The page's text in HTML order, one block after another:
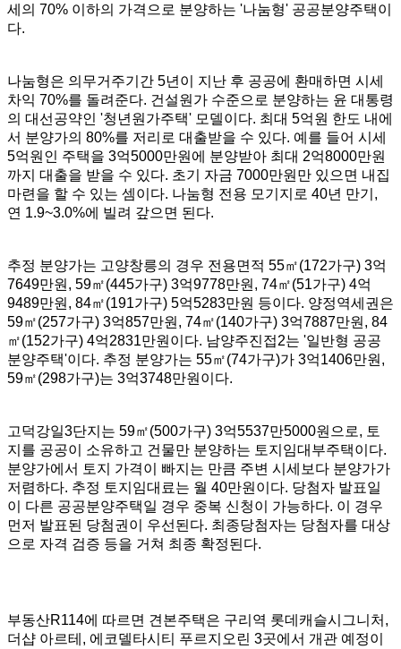
세의 70% 이하의 가격으로 분양하는 '나눔형' 공공분양주택이
다.
나눔형은 의무거주기간 5년이 지난 후 공공에 환매하면 시세
차익 70%를 돌려준다. 건설원가 수준으로 분양하는 윤 대통령
의 대선공약인 '청년원가주택' 모델이다. 최대 5억원 한도 내에
서 분양가의 80%를 저리로 대출받을 수 있다. 예를 들어 시세
5억원인 주택을 3억5000만원에 분양받아 최대 2억8000만원
까지 대출을 받을 수 있다. 초기 자금 7000만원만 있으면 내집
마련을 할 수 있는 셈이다. 나눔형 전용 모기지로 40년 만기,
연 1.9~3.0%에 빌려 갚으면 된다.
추정 분양가는 고양창릉의 경우 전용면적 55㎡(172가구) 3억
7649만원, 59㎡(445가구) 3억9778만원, 74㎡(51가구) 4억
9489만원, 84㎡(191가구) 5억5283만원 등이다. 양정역세권은
59㎡(257가구) 3억857만원, 74㎡(140가구) 3억7887만원, 84
㎡(152가구) 4억2831만원이다. 남양주진접2는 '일반형 공공
분양주택'이다. 추정 분양가는 55㎡(74가구)가 3억1406만원,
59㎡(298가구)는 3억3748만원이다.
고덕강일3단지는 59㎡(500가구) 3억5537만5000원으로, 토
지를 공공이 소유하고 건물만 분양하는 토지임대부주택이다.
분양가에서 토지 가격이 빠지는 만큼 주변 시세보다 분양가가
저렴하다. 추정 토지임대료는 월 40만원이다. 당첨자 발표일
이 다른 공공분양주택일 경우 중복 신청이 가능하다. 이 경우
먼저 발표된 당첨권이 우선된다. 최종당첨자는 당첨자를 대상
으로 자격 검증 등을 거쳐 최종 확정된다.
부동산R114에 따르면 견본주택은 구리역 롯데캐슬시그니처,
더샵 아르테, 에코델타시티 푸르지오린 3곳에서 개관 예정이